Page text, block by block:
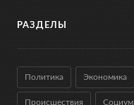
РАЗДЕЛЫ
Политика Экономика
Происшествия Социум